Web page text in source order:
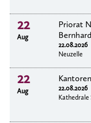
22
Aug
Priorat
22.08.2026
Neuzelle
22
Aug
22.08.2026
Kathedrale